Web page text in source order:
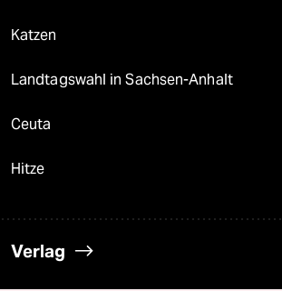
Katzen
Landtagswahl in Sachsen-Anhalt
Ceuta
Hitze
Verlag